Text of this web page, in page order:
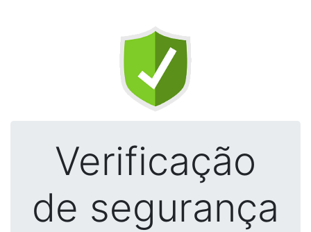
Verificação
de segurança